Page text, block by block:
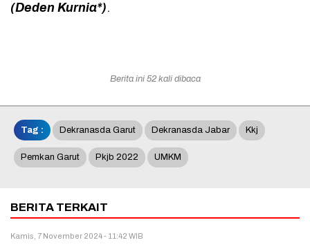
(Deden Kurnia*).
Berita ini 52 kali dibaca
Tag : Dekranasda Garut Dekranasda Jabar Kkj
Pemkan Garut Pkjb 2022 UMKM
BERITA TERKAIT
Kamis, 7 November 2024 - 11:42 WIB